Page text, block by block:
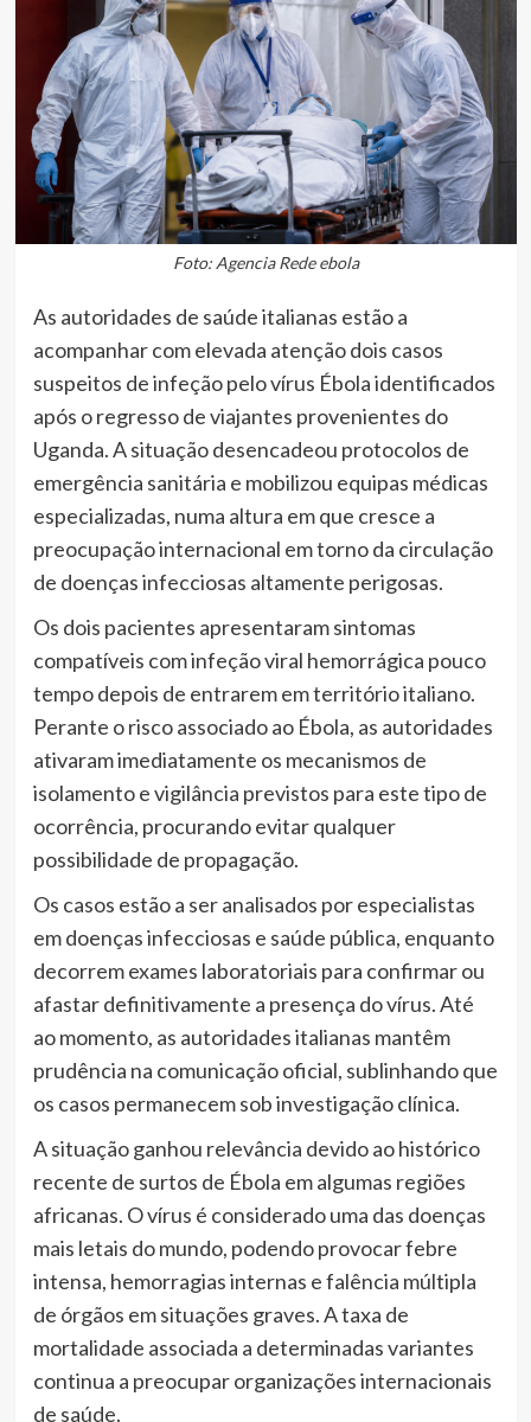
Foto: Agencia Rede ebola
As autoridades de saúde italianas estão a
acompanhar com elevada atenção dois casos
suspeitos de infeção pelo vírus Ébola identificados
após o regresso de viajantes provenientes do
Uganda. A situação desencadeou protocolos de
emergência sanitária e mobilizou equipas médicas
especializadas, numa altura em que cresce a
preocupação internacional em torno da circulação
de doenças infecciosas altamente perigosas.
Os dois pacientes apresentaram sintomas
compatíveis com infeção viral hemorrágica pouco
tempo depois de entrarem em território italiano.
Perante o risco associado ao Ébola, as autoridades
ativaram imediatamente os mecanismos de
isolamento e vigilância previstos para este tipo de
ocorrência, procurando evitar qualquer
possibilidade de propagação.
Os casos estão a ser analisados por especialistas
em doenças infecciosas e saúde pública, enquanto
decorrem exames laboratoriais para confirmar ou
afastar definitivamente a presença do vírus. Até
ao momento, as autoridades italianas mantêm
prudência na comunicação oficial, sublinhando que
os casos permanecem sob investigação clínica.
A situação ganhou relevância devido ao histórico
recente de surtos de Ébola em algumas regiões
africanas. O vírus é considerado uma das doenças
mais letais do mundo, podendo provocar febre
intensa, hemorragias internas e falência múltipla
de órgãos em situações graves. A taxa de
mortalidade associada a determinadas variantes
continua a preocupar organizações internacionais
de saúde.